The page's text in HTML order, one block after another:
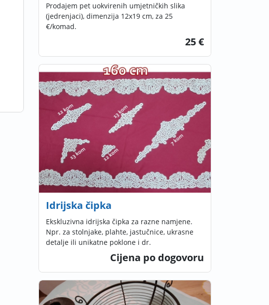
Prodajem pet uokvirenih umjetničkih slika
(jedrenjaci), dimenzija 12x19 cm, za 25
€/komad.
25 €
Idrijska čipka
Ekskluzivna idrijska čipka za razne namjene.
Npr. za stolnjake, plahte, jastučnice, ukrasne
detalje ili unikatne poklone i dr.
Cijena po dogovoru